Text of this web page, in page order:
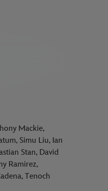
Mackie,
Simu Liu, Ian
Stan, David
Ramirez,
Tenoch